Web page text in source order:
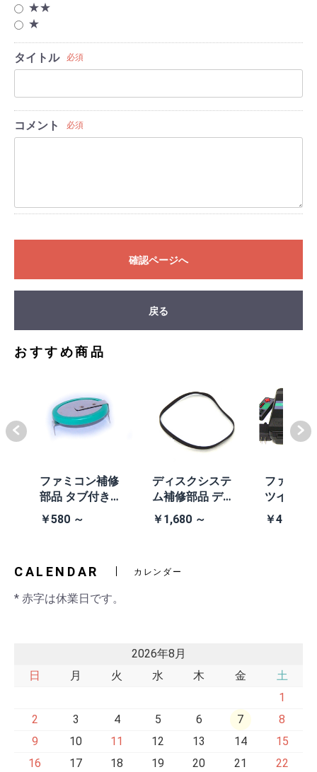
★★
★
タイトル 必須
コメント 必須
確認ページへ
戻る
おすすめ商品
ファミコン補修
部品 タブ付きコ
イン電池(CR203
2)
￥580 ～
ディスクシステ
ム補修部品 ディ
スクシステム用
交換ベルト
￥1,680 ～
ファミコ
ツインフ
ン本体
黒・連射
￥41,980
CALENDAR カレンダー
* 赤字は休業日です。
2026年8月
日
月 火 水 木 金
土
1
2
3 4 5 6 7
8
9
10 11 12 13 14
15
16
17 18 19 20 21 22